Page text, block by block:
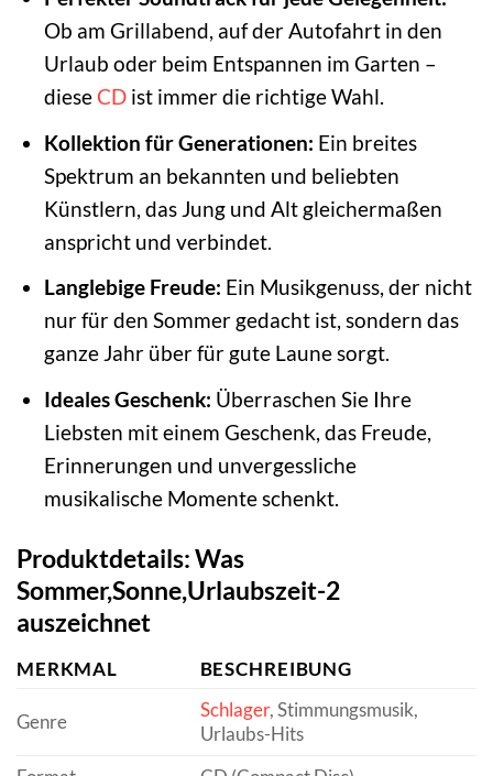
Ob am Grillabend, auf der Autofahrt in den
Urlaub oder beim Entspannen im Garten –
diese CDist immer die richtige Wahl.
Kollektion für Generationen: Ein breites
Spektrum an bekannten und beliebten
Künstlern, das Jung und Alt gleichermaßen
anspricht und verbindet.
Langlebige Freude: Ein Musikgenuss, der nicht
nur für den Sommer gedacht ist, sondern das
ganze Jahr über für gute Laune sorgt.
Ideales Geschenk: Überraschen Sie Ihre
Liebsten mit einem Geschenk, das Freude,
Erinnerungen und unvergessliche
musikalische Momente schenkt.
Produktdetails: Was
Sommer,Sonne,Urlaubszeit-2
auszeichnet
MERKMAL BESCHREIBUNG
Genre
Schlager, Stimmungsmusik,
Urlaubs-Hits